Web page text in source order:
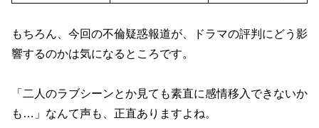
もちろん、今回の不倫疑惑報道が、ドラマの評判にどう影
響するのかは気になるところです。
「二人のラブシーンとか見ても素直に感情移入できないか
も…」なんて声も、正直ありますよね。